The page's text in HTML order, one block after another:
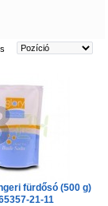
fürdősó (500 g)
21-11